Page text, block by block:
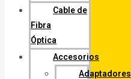
Cable de
Fibra
Óptica
Accesorios
Adaptadores